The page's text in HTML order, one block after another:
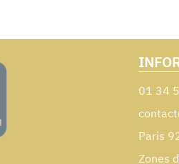
01 34
Paris
Zones